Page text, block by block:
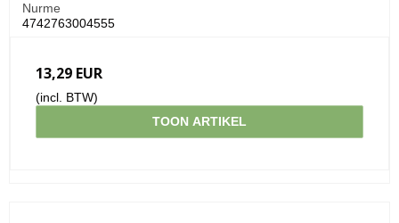
Nurme
4742763004555
13,29 EUR
(incl. BTW)
TOON ARTIKEL